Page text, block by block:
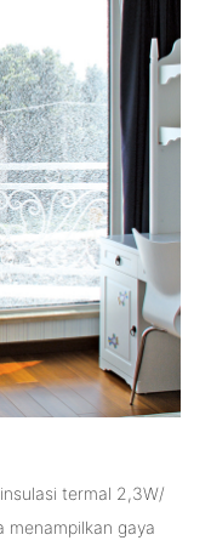
termal 2,3W/
menampilkan gaya